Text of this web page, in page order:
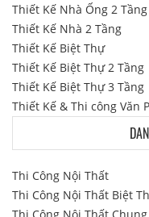
Thiết Kế Nhà Ống 2 Tầng
Thiết Kế Nhà 2 Tầng
Thiết Kế Biệt Thự
Thiết Kế Biệt Thự 2 Tầng
Thiết Kế Biệt Thự 3 Tầng
Thiết Kế & Thi công Văn
Thi Công Nội Thất
Thi Công Nội Thất Biệt